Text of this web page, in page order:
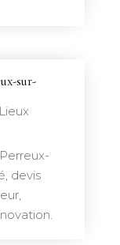
sur-
Lieux
devis